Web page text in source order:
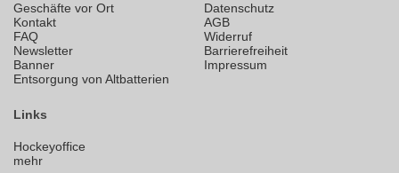
Geschäfte vor Ort
Kontakt
FAQ
Newsletter
Banner
Entsorgung von Altbatterien
Datenschutz
AGB
Widerruf
Barrierefreiheit
Impressum
Links
Hockeyoffice
mehr